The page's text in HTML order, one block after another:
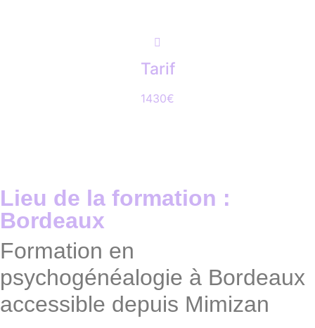
Tarif
1430€
Lieu de la formation :
Bordeaux
Formation en
psychogénéalogie à Bordeaux
accessible depuis Mimizan